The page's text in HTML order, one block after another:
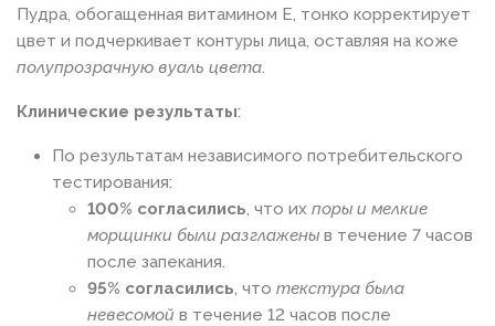
Пудра, обогащенная витамином Е, тонко корректирует
цвет и подчеркивает контуры лица, оставляя на коже
полупрозрачную вуаль цвета.
Клинические результаты:
По результатам независимого потребительского
тестирования:
100% согласились, что их поры и мелкие
морщинки были разглажены в течение 7 часов
после запекания.
95% согласились, что текстура была
невесомой в течение 12 часов после